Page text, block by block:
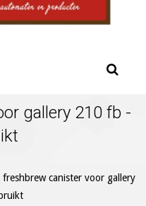
gallery 210 fb -
freshbrew canister voor gallery